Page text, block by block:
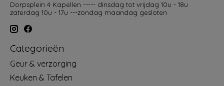
Dorpsplein 4 Kapellen ----- dinsdag tot vrijdag 10u - 18u
zaterdag 10u - 17u ---zondag maandag gesloten
Categorieën
Geur & verzorging
Keuken & Tafelen